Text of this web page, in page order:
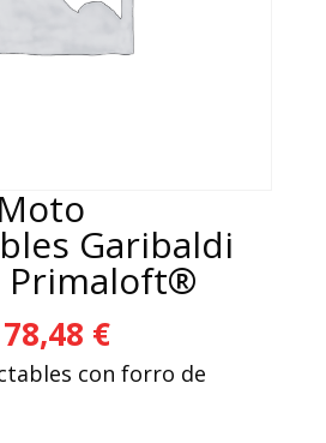
Garibaldi
Primaloft®
€El
precio
con forro de